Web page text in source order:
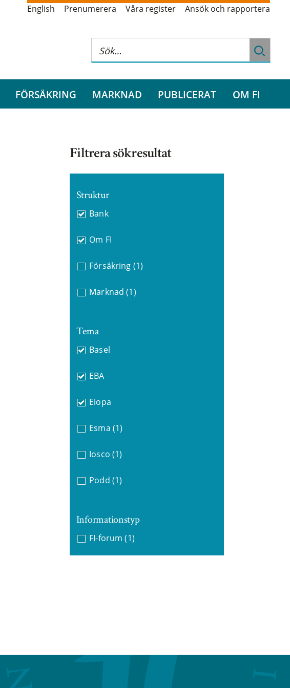
English Prenumerera Våra register Ansök och rapportera
FÖRSÄKRING MARKNAD PUBLICERAT OM FI
Filtrera sökresultat
Struktur
Bank
Om FI
Försäkring (1)
Marknad (1)
Tema
Basel
EBA
Eiopa
Esma (1)
Iosco (1)
Podd (1)
Informationstyp
FI-forum (1)